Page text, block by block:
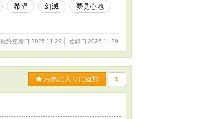
希望 幻滅
夢見心地
最終更新日 2025.11.29 登録日 2025.11.29
お気に入りに追加 1